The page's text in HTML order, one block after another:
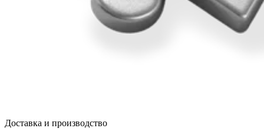
Доставка и производство